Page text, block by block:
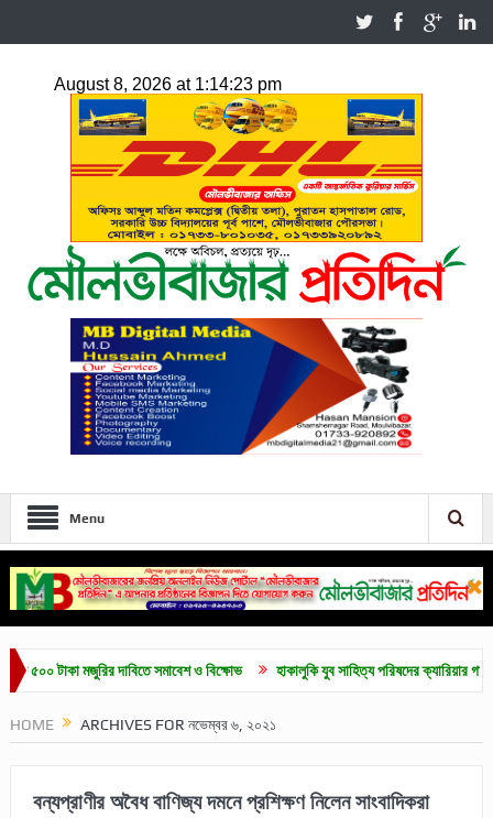
Menu
মজুরির দাবিতে সমাবেশ ও বিক্ষোভ হাকালুকি যুব সাহিত্য পরিষদের ক্যারিয়ার গাইডলাইন ও
HOME ARCHIVES FOR নভেম্বর ৬, ২০২১
বন্যপ্রাণীর অবৈধ বাণিজ্য দমনে প্রশিক্ষণ নিলেন সাংবাদিকরা